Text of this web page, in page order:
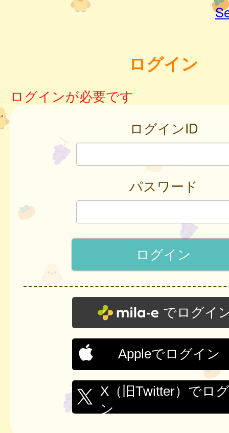
ログイン
ログインが必要です
ログインID
パスワード
でログイ
Appleでログイン
X（旧Twitter）でロ
ン